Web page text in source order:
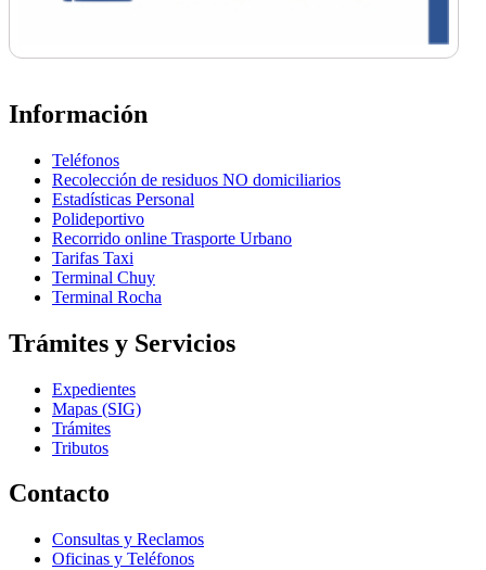
Información
Teléfonos
Recolección de residuos NO domiciliarios
Estadísticas Personal
Polideportivo
Recorrido online Trasporte Urbano
Tarifas Taxi
Terminal Chuy
Terminal Rocha
Trámites y Servicios
Expedientes
Mapas (SIG)
Trámites
Tributos
Contacto
Consultas y Reclamos
Oficinas y Teléfonos